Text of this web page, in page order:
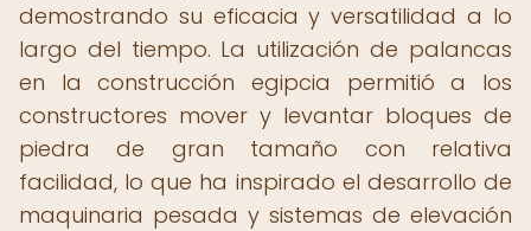
demostrando su eficacia y versatilidad a lo
largo del tiempo. La utilización de palancas
en la construcción egipcia permitió a los
constructores mover y levantar bloques de
piedra de gran tamaño con relativa
facilidad, lo que ha inspirado el desarrollo de
maquinaria pesada y sistemas de elevación